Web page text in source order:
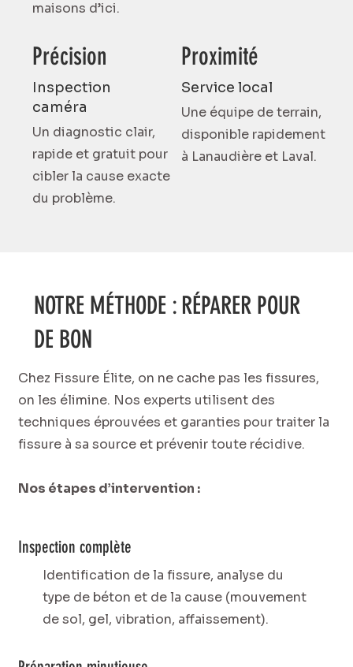
NOTRE MÉTHODE : RÉPARER POUR
DE BON
Chez Fissure Élite, on ne cache pas les fissures,
on les élimine. Nos experts utilisent des
techniques éprouvées et garanties pour traiter la
fissure à sa source et prévenir toute récidive.
Nos étapes d’intervention :
Inspection complète
Identification de la fissure, analyse du
type de béton et de la cause (mouvement
de sol, gel, vibration, affaissement).
maisons d’ici.
Précision
Inspection
caméra
Un diagnostic clair,
rapide et gratuit pour
cibler la cause exacte
du problème.
Proximité
Service local
Une équipe de terrain,
disponible rapidement
à Lanaudière et Laval.